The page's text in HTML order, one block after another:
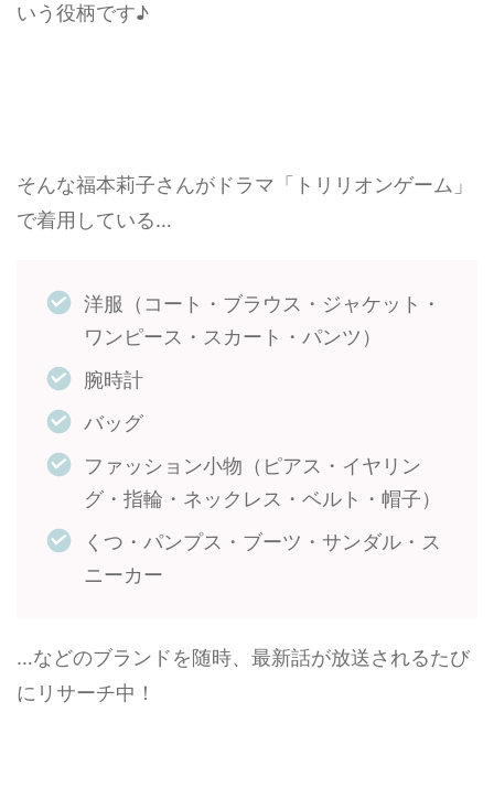
いう役柄です♪
そんな福本莉子さんがドラマ「トリリオンゲーム」
で着用している…
洋服（コート・ブラウス・ジャケット・
ワンピース・スカート・パンツ）
腕時計
バッグ
ファッション小物（ピアス・イヤリン
グ・指輪・ネックレス・ベルト・帽子）
くつ・パンプス・ブーツ・サンダル・ス
ニーカー
…などのブランドを随時、最新話が放送されるたび
にリサーチ中！